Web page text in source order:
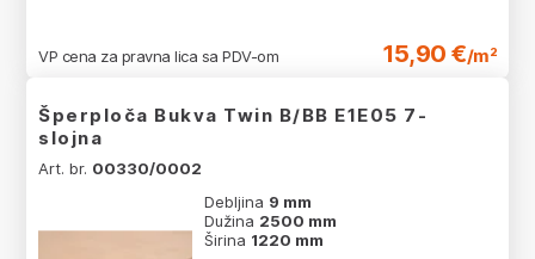
VP cena za pravna lica sa PDV-om 15,90 €/m²
Šperploča Bukva Twin B/BB E1E05 7-
slojna
Art. br. 00330/0002
Debljina 9 mm
Dužina 2500 mm
Širina 1220 mm